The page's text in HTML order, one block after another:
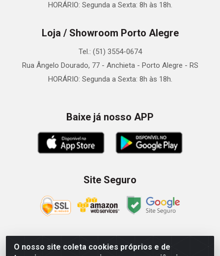
O nosso site coleta cookies próprios e de
HORÁRIO: Segunda a Sexta: 8h às 18h.
Loja / Showroom Porto Alegre
Tel.: (51) 3554-0674
Rua Ângelo Dourado, 77 - Anchieta - Porto Alegre - RS
HORÁRIO: Segunda a Sexta: 8h às 18h.
Baixe já nosso APP
Site Seguro
Zein Importação e Comércio LTDA - Av. Senador Queiróz, 274